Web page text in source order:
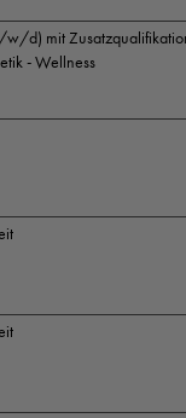
d) mit
- Wellness